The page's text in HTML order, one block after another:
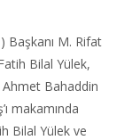
Başkanı M. Rifat
Bilal Yülek,
Ahmet Bahaddin
makamında
Bilal Yülek ve